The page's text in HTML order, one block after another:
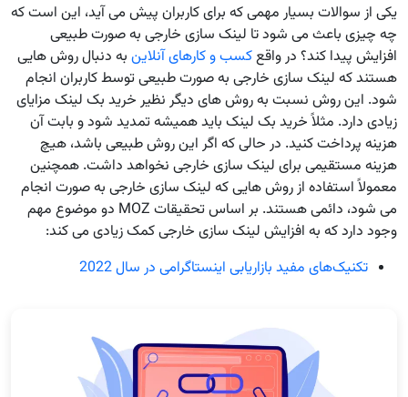
یکی از سوالات بسیار مهمی که برای کاربران پیش می آید، این است که
چه چیزی باعث می شود تا لینک سازی خارجی به صورت طبیعی
افزایش پیدا کند؟ در واقعکسب و کارهای آنلاین به دنبال روش هایی
هستند که لینک سازی خارجی به صورت طبیعی توسط کاربران انجام
شود. این روش نسبت به روش های دیگر نظیر خرید بک لینک مزایای
زیادی دارد. مثلاً خرید بک لینک باید همیشه تمدید شود و بابت آن
هزینه پرداخت کنید. در حالی که اگر این روش طبیعی باشد، هیچ
هزینه مستقیمی برای لینک سازی خارجی نخواهد داشت. همچنین
معمولاً استفاده از روش هایی که لینک سازی خارجی به صورت انجام
می شود، دائمی هستند. بر اساس تحقیقات MOZ دو موضوع مهم
وجود دارد که به افزایش لینک سازی خارجی کمک زیادی می کند:
تکنیک‌های مفید بازاریابی اینستاگرامی در سال 2022